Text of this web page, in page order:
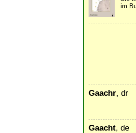
im
Gaachr, dr
Gaacht, de